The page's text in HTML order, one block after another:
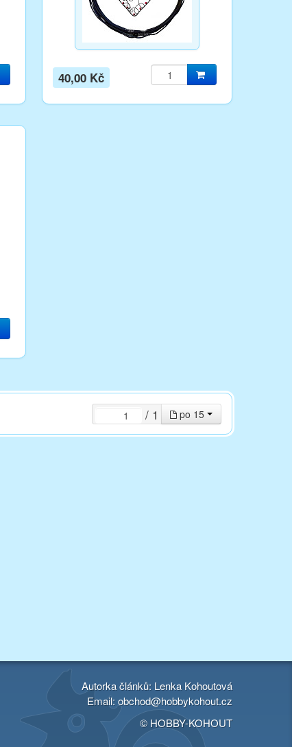
40,00 Kč
po 15
/ 1
Autorka článků: Lenka Kohoutová
Email:obchod@hobbykohout.cz
© HOBBY-KOHOUT